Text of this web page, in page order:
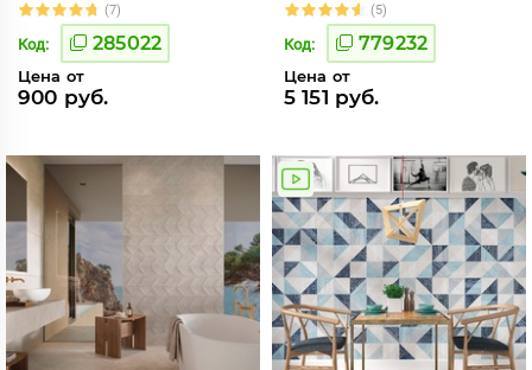
(7)
Код: 285022
Цена от
900 руб.
(5)
Код: 779232
Цена от
5 151 руб.